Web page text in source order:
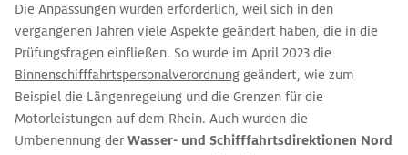
Die Anpassungen wurden erforderlich, weil sich in den
vergangenen Jahren viele Aspekte geändert haben, die in die
Prüfungsfragen einfließen. So wurde im April 2023 die
Binnenschifffahrtspersonalverordnung geändert, wie zum
Beispiel die Längenregelung und die Grenzen für die
Motorleistungen auf dem Rhein. Auch wurden die
Umbenennung derWasser- und Schifffahrtsdirektionen Nord